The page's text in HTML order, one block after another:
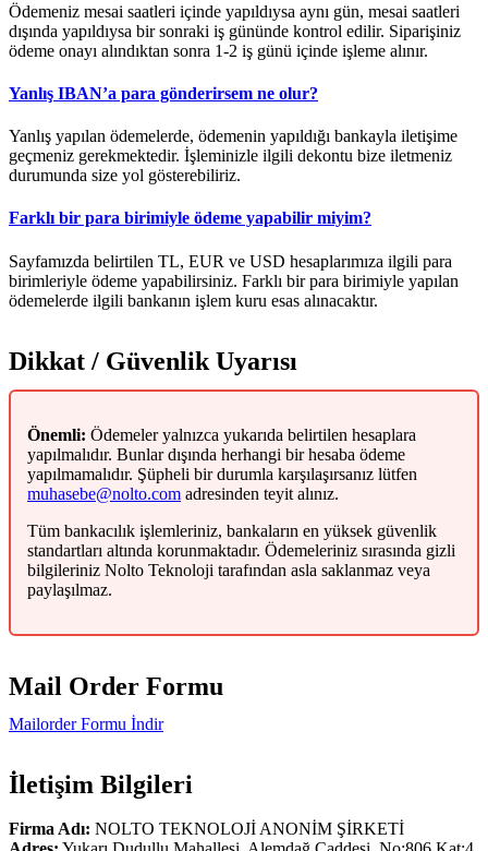
Ödemeniz mesai saatleri içinde yapıldıysa aynı gün, mesai saatleri
dışında yapıldıysa bir sonraki iş gününde kontrol edilir. Siparişiniz
ödeme onayı alındıktan sonra 1-2 iş günü içinde işleme alınır.
Yanlış IBAN’a para gönderirsem ne olur?
Yanlış yapılan ödemelerde, ödemenin yapıldığı bankayla iletişime
geçmeniz gerekmektedir. İşleminizle ilgili dekontu bize iletmeniz
durumunda size yol gösterebiliriz.
Farklı bir para birimiyle ödeme yapabilir miyim?
Sayfamızda belirtilen TL, EUR ve USD hesaplarımıza ilgili para
birimleriyle ödeme yapabilirsiniz. Farklı bir para birimiyle yapılan
ödemelerde ilgili bankanın işlem kuru esas alınacaktır.
Dikkat / Güvenlik Uyarısı
Önemli: Ödemeler yalnızca yukarıda belirtilen hesaplara
yapılmalıdır. Bunlar dışında herhangi bir hesaba ödeme
yapılmamalıdır. Şüpheli bir durumla karşılaşırsanız lütfen
muhasebe@nolto.com adresinden teyit alınız.
Tüm bankacılık işlemleriniz, bankaların en yüksek güvenlik
standartları altında korunmaktadır. Ödemeleriniz sırasında gizli
bilgileriniz Nolto Teknoloji tarafından asla saklanmaz veya
paylaşılmaz.
Mail Order Formu
Mailorder Formu İndir
İletişim Bilgileri
Firma Adı: NOLTO TEKNOLOJİ ANONİM ŞİRKETİ